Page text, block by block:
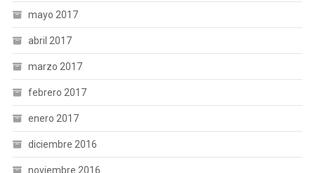
mayo 2017
abril 2017
marzo 2017
febrero 2017
enero 2017
diciembre 2016
noviembre 2016